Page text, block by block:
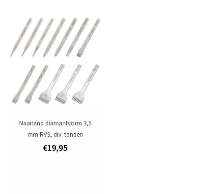
Naaitand diamantvorm 3,5
mm RVS, div. tanden
€19,95